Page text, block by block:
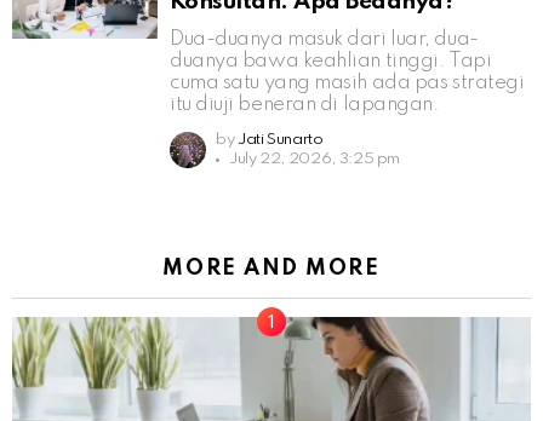
Dua-duanya masuk dari luar, dua-
duanya bawa keahlian tinggi. Tapi
cuma satu yang masih ada pas strategi
itu diuji beneran di lapangan.
by Jati Sunarto
July 22, 2026, 3:25 pm
MORE AND MORE